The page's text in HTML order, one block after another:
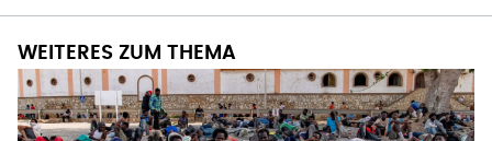
WEITERES ZUM THEMA